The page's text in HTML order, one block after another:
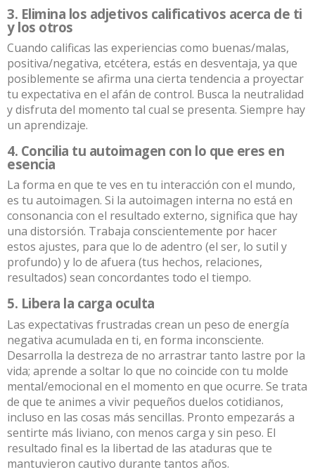
3. Elimina los adjetivos calificativos acerca de ti
y los otros
Cuando calificas las experiencias como buenas/malas,
positiva/negativa, etcétera, estás en desventaja, ya que
posiblemente se afirma una cierta tendencia a proyectar
tu expectativa en el afán de control. Busca la neutralidad
y disfruta del momento tal cual se presenta. Siempre hay
un aprendizaje.
4. Concilia tu autoimagen con lo que eres en
esencia
La forma en que te ves en tu interacción con el mundo,
es tu autoimagen. Si la autoimagen interna no está en
consonancia con el resultado externo, significa que hay
una distorsión. Trabaja conscientemente por hacer
estos ajustes, para que lo de adentro (el ser, lo sutil y
profundo) y lo de afuera (tus hechos, relaciones,
resultados) sean concordantes todo el tiempo.
5. Libera la carga oculta
Las expectativas frustradas crean un peso de energía
negativa acumulada en ti, en forma inconsciente.
Desarrolla la destreza de no arrastrar tanto lastre por la
vida; aprende a soltar lo que no coincide con tu molde
mental/emocional en el momento en que ocurre. Se trata
de que te animes a vivir pequeños duelos cotidianos,
incluso en las cosas más sencillas. Pronto empezarás a
sentirte más liviano, con menos carga y sin peso. El
resultado final es la libertad de las ataduras que te
mantuvieron cautivo durante tantos años.